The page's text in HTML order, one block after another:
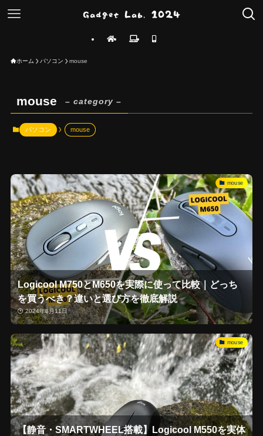
ホーム パソコン mouse
mouse – category –
パソコン mouse
mouse
Logicool M750とM650を実際に使って比較｜どっち
を買うべき？違いと選び方を徹底解説
2024年8月11日
mouse
【静音・SMARTWHEEL搭載】Logicool M550を実体